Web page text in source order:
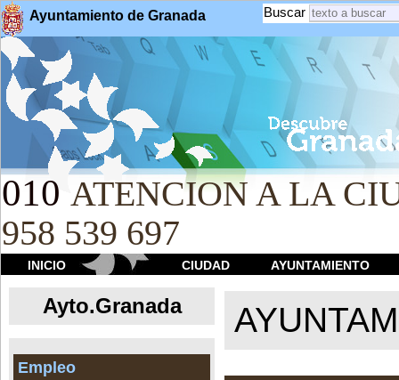
Ayuntamiento de Granada Buscar
010 ATENCION A LA
958 539 697
INICIO CIUDAD AYUNTAMIENTO
Ayto.Granada
Empleo